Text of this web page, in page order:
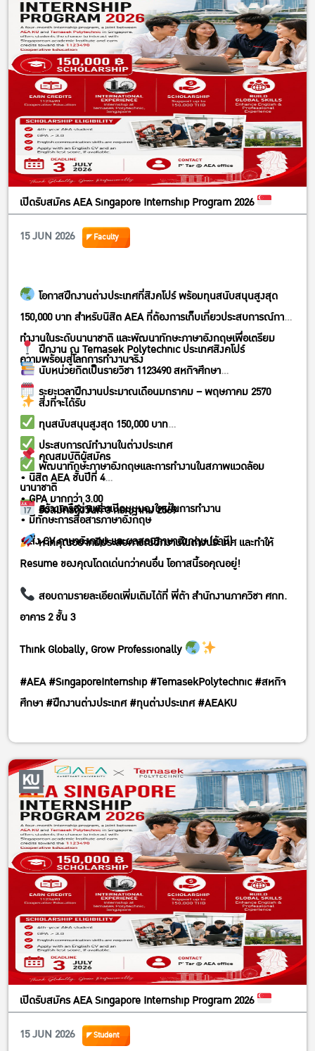
เปิดรับสมัคร AEA Singapore Internship Program 2026
15 JUN 2026
Faculty
โอกาสฝึกงานต่างประเทศที่สิงคโปร์ พร้อมทุนสนับสนุนสูงสุด
150,000 บาท สำหรับนิสิต AEA ที่ต้องการเก็บเกี่ยวประสบการณ์การ
ทำงานในระดับนานาชาติ และพัฒนาทักษะภาษาอังกฤษเพื่อเตรียม
ความพร้อมสู่โลกการทำงานจริง
ฝึกงาน ณ Temasek Polytechnic ประเทศสิงคโปร์
นับหน่วยกิตเป็นรายวิชา 1123490 สหกิจศึกษา
ระยะเวลาฝึกงานประมาณเดือนมกราคม – พฤษภาคม 2570
สิ่งที่จะได้รับ
ทุนสนับสนุนสูงสุด 150,000 บาท
ประสบการณ์ทำงานในต่างประเทศ
พัฒนาทักษะภาษาอังกฤษและการทำงานในสภาพแวดล้อม
นานาชาติ
สร้างเครือข่ายและเปิดมุมมองใหม่ในการทำงาน
คุณสมบัติผู้สมัคร
• นิสิต AEA ชั้นปีที่ 4
• GPA มากกว่า 3.00
• มีทักษะการสื่อสารภาษาอังกฤษ
• ส่ง CV ภาษาอังกฤษ และผลสอบภาษาอังกฤษ (ถ้ามี)
รับสมัครถึงวันที่ 3 กรกฎาคม 2569
หากคุณอยากมีประสบการณ์ฝึกงานในต่างประเทศ และทำให้
Resume ของคุณโดดเด่นกว่าคนอื่น โอกาสนี้รอคุณอยู่!
สอบถามรายละเอียดเพิ่มเติมได้ที่ พี่ต้า สำนักงานภาควิชา ศกท.
อาคาร 2 ชั้น 3
Think Globally, Grow Professionally
#AEA #SingaporeInternship #TemasekPolytechnic #สหกิจ
ศึกษา #ฝึกงานต่างประเทศ #ทุนต่างประเทศ #AEAKU
เปิดรับสมัคร AEA Singapore Internship Program 2026
15 JUN 2026
Student